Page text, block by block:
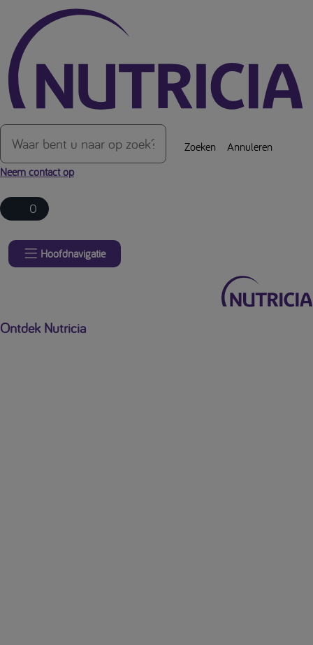
Over de inhoud van de pagina
Zoeken
Annuleren
Neem contact op
0
Hoofdnavigatie
Ontdek Nutricia